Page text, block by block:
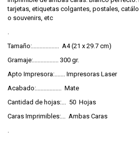
tarjetas, etiquetas colgantes, postales,
o souvenirs, etc
.
Tamaño:.................. A4 (21 x 29.7 cm)
Gramaje:................. 300 gr.
Apto Impresora:....... Impresoras Laser
Acabado:................. Mate
Cantidad de hojas:... 50 Hojas
Caras Imprimibles:... Ambas Caras
.